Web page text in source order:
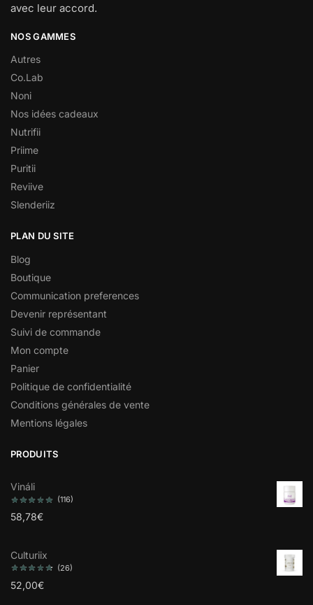
avec leur accord.
NOS GAMMES
Autres
Co.Lab
Noni
Nos idées cadeaux
Nutrifii
Priime
Puritii
Reviive
Slenderiiz
PLAN DU SITE
Blog
Boutique
Communication preferences
Devenir représentant
Suivi de commande
Mon compte
Panier
Politique de confidentialité
Conditions générales de vente
Mentions légales
PRODUITS
Vináli
(116)
58,78€
Culturiix
(26)
52,00€